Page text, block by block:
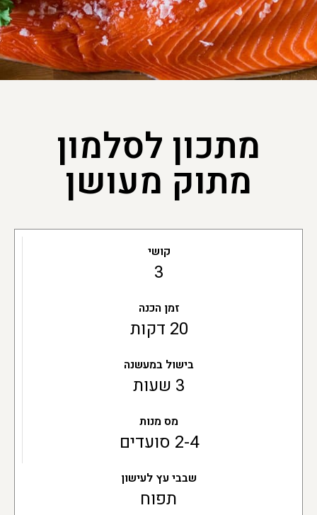
מתכון לסלמון
מתוק מעושן
קושי
3
זמן הכנה
20 דקות
בישול במעשנה
3 שעות
מס מנות
2-4 סועדים
שבבי עץ לעישון
תפוח